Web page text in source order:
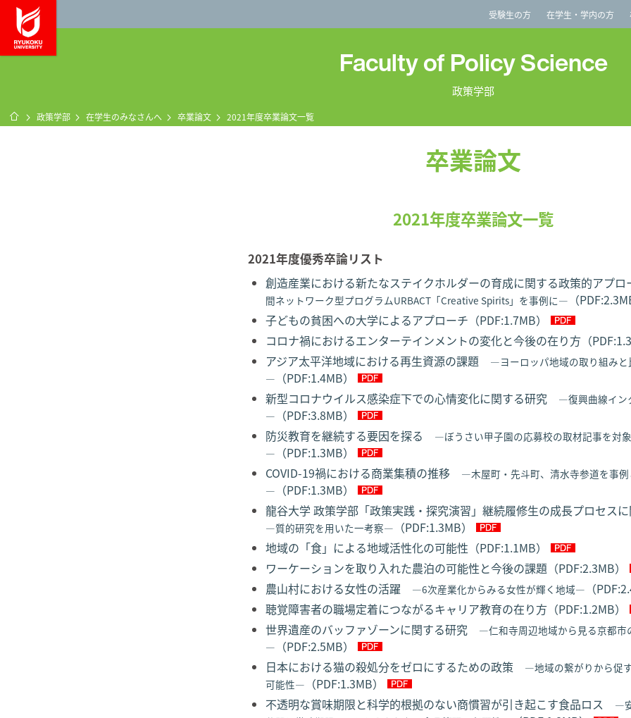
受験生の方 在学生・学内の方
Faculty of Policy Science
政策学部
ホーム
政策学部 在学生のみなさんへ 卒業論文 2021年度卒業論文一覧
卒業論文
2021年度卒業論文一覧
2021年度優秀卒論リスト
創造産業における新たなステイクホルダーの育成に関する政策的アプ
間ネットワーク型プログラムURBACT「Creative Spirits」を事例に― （
子どもの貧困への大学によるアプローチ（PDF:1.7MB）
コロナ禍におけるエンターテインメントの変化と今後の在り方（
アジア太平洋地域における再生資源の課題
―ヨーロッパ地域の取り組みと
― （PDF:1.4MB）
新型コロナウイルス感染症下での心情変化に関する研究
―復興曲線イン
― （PDF:3.8MB）
防災教育を継続する要因を探る
―ぼうさい甲子園の応募校の取材記事を対
― （PDF:1.3MB）
COVID-19禍における商業集積の推移
―木屋町・先斗町、清水寺参道を事
― （PDF:1.3MB）
龍谷大学 政策学部「政策実践・探究演習」継続履修生の成⻑プロセ
―質的研究を用いた一考察― （PDF:1.3MB）
地域の「食」による地域活性化の可能性（PDF:1.1MB）
ワーケーションを取り入れた農泊の可能性と今後の課題（PDF:2.3MB）
農山村における女性の活躍
―6次産業化からみる女性が輝く地域― （
聴覚障害者の職場定着につながるキャリア教育の在り方（PDF:1.2MB）
世界遺産のバッファゾーンに関する研究
―仁和寺周辺地域から見る京都市
― （PDF:2.5MB）
日本における猫の殺処分をゼロにするための政策
―地域の繋がりから促
可能性― （PDF:1.3MB）
不透明な賞味期限と科学的根拠のない商慣習が引き起こす食品ロス
―